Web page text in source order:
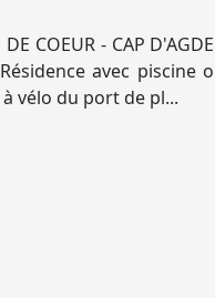
COEUR - CAP D'AGDE
avec piscine o
vélo du port de pl...